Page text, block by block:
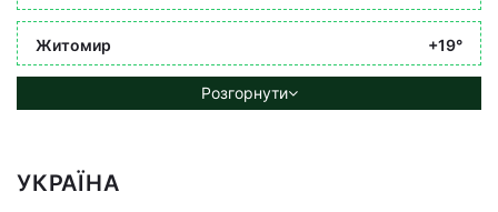
Житомир +19°
Розгорнути
УКРАЇНА